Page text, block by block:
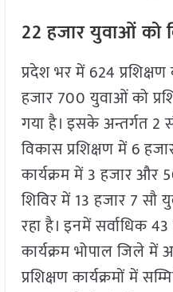
22 हजार युवाओं को
प्रदेश भर में 624
हजार 700 युवाओं को
गया है। इसके अन्तर्गत 2
विकास प्रशिक्षण में 6
कार्यक्रम में 3 हजार और
शिविर में 13 हजार 7 सौ
रहा है। इनमें सर्वाधिक
कार्यक्रम भोपाल जिले में
प्रशिक्षण कार्यक्रमों में